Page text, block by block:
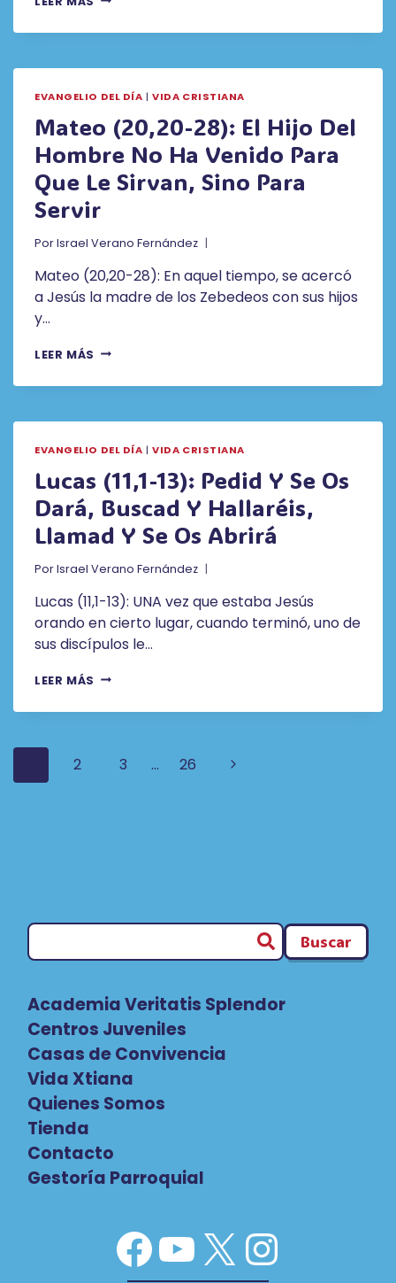
43):
LA
DE
CIZAÑA
EN
EL
CAMPO
EVANGELIO DEL DÍA |VIDA CRISTIANA
Mateo (20,20-28): El Hijo Del
Hombre No Ha Venido Para
Que Le Sirvan, Sino Para
Servir
PorIsrael Verano Fernández
Mateo (20,20-28): En aquel tiempo, se acercó
a Jesús la madre de los Zebedeos con sus hijos
y…
LEER MÁS MATEO
28):
HIJO
HOMBRE
NO
HA
VENIDO
PARA
QUE
SIRVAN,
PARA
SERVIR
EVANGELIO DEL DÍA |VIDA CRISTIANA
Lucas (11,1-13): Pedid Y Se Os
Dará, Buscad Y Hallaréis,
Llamad Y Se Os Abrirá
PorIsrael Verano Fernández
Lucas (11,1-13): UNA vez que estaba Jesús
orando en cierto lugar, cuando terminó, uno de
sus discípulos le…
LEER MÁS LUCAS
13):
ABRIRÁ
Navegación
De
2 3 … 26
Siguiente
Buscar
Academia Veritatis Splendor
Centros Juveniles
Casas de Convivencia
Vida Xtiana
Quienes Somos
Tienda
Contacto
Gestoría Parroquial
Facebook
YouTube
X